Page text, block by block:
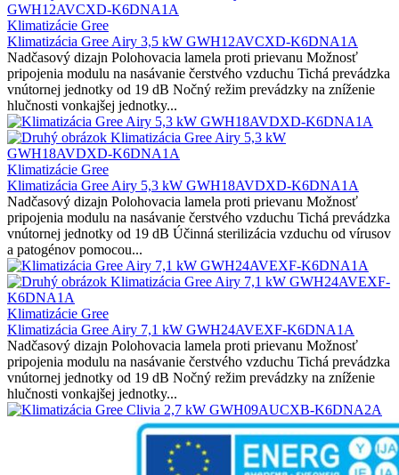
Klimatizácie Gree
Klimatizácia Gree Airy 3,5 kW GWH12AVCXD-K6DNA1A
Nadčasový dizajn Polohovacia lamela proti prievanu Možnosť
pripojenia modulu na nasávanie čerstvého vzduchu Tichá prevádzka
vnútornej jednotky od 19 dB Nočný režim prevádzky na zníženie
hlučnosti vonkajšej jednotky...
Klimatizácie Gree
Klimatizácia Gree Airy 5,3 kW GWH18AVDXD-K6DNA1A
Nadčasový dizajn Polohovacia lamela proti prievanu Možnosť
pripojenia modulu na nasávanie čerstvého vzduchu Tichá prevádzka
vnútornej jednotky od 19 dB Účinná sterilizácia vzduchu od vírusov
a patogénov pomocou...
Klimatizácie Gree
Klimatizácia Gree Airy 7,1 kW GWH24AVEXF-K6DNA1A
Nadčasový dizajn Polohovacia lamela proti prievanu Možnosť
pripojenia modulu na nasávanie čerstvého vzduchu Tichá prevádzka
vnútornej jednotky od 19 dB Nočný režim prevádzky na zníženie
hlučnosti vonkajšej jednotky...